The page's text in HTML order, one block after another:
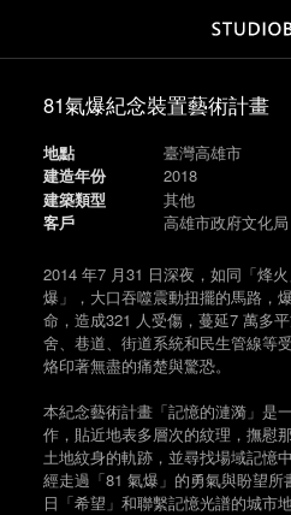
81氣爆紀念裝置藝術計畫
地點
臺灣高雄市
建造年份
2018
建築類型
其他
客戶
高雄市政府文化局
2014 年7 月31 日深夜，如同「烽
爆」，大口吞噬震動扭擺的馬路，
命，造成321 人受傷，蔓延7 萬多
舍、巷道、街道系統和民生管線等
烙印著無盡的痛楚與驚恐。
本紀念藝術計畫「記憶的漣漪」是
作，貼近地表多層次的紋理，撫慰
土地紋身的軌跡，並尋找場域記憶
經走過「81 氣爆」的勇氣與盼望
日「希望」和聯繫記憶光譜的城市地